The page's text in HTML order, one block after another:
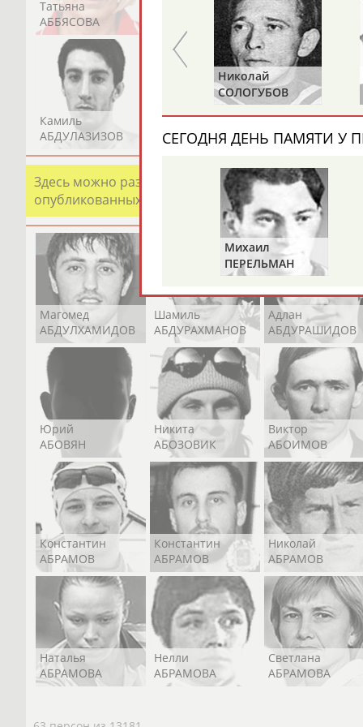
Татьяна
АББЯСОВА
АБДИКАРИМОВА
Артур
АБДРАХМАНОВ
Камиль
АБДУЛАЗИЗОВ
Загалав
АБДУЛБЕКОВ
Камалудин
АБДУЛДАУДОВ
Здесь можно разместить информацию о хорошо
опубликованных записях. Страна должна знать
Магомед
АБДУЛХАМИДОВ
Шамиль
АБДУРАХМАНОВ
Адлан
АБДУРАШИДОВ
Юрий
АБОВЯН
Никита
АБОЗОВИК
Виктор
АБОИМОВ
Константин
АБРАМОВ
Константин
АБРАМОВ
Николай
АБРАМОВ
Наталья
АБРАМОВА
Нелли
АБРАМОВА
Светлана
АБРАМОВА
Николай
СОЛОГУБОВ
Нина
БУЛГАКОВА
СЕГОДНЯ ДЕНЬ ПАМЯТИ У
Михаил
ПЕРЕЛЬМАН
(ПЕРЛЬМАН)